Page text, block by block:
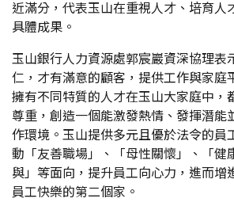
近滿分，代表玉山在重視人才、培育人
具體成果。
玉山銀行人力資源處郭宸巖資深協理表
仁，才有滿意的顧客，提供工作與家庭
擁有不同特質的人才在玉山大家庭中，
尊重，創造一個能激發熱情、發揮潛能
作環境。玉山提供多元且優於法令的員
動「友善職場」、「母性關懷」、「健
與」等面向，提升員工向心力，進而增
員工快樂的第二個家。